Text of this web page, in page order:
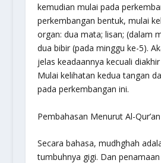
kemudian mulai pada
perkembangan bentuk, mulai
organ: dua mata; lisan; (dalam
dua bibir (pada minggu ke-5).
jelas keadaannya kecuali
Mulai kelihatan kedua tangan
pada perkembangan ini.
Pembahasan Menurut Al-
Secara bahasa, mudhghah
tumbuhnya gigi. Dan